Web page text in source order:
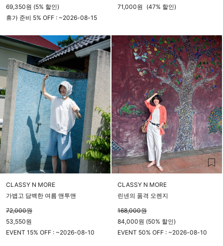
69,350원 (5% 할인)
휴가 준비 5% OFF : ~2026-08-15
71,000원 (47% 할인)
CLASSY N MORE
가볍고 담백한 여름 맨투맨
72,000원
53,550원
EVENT 15% OFF : ~2026-08-10
CLASSY N MORE
린넨의 품격 오렌지
168,000원
84,000원 (50% 할인)
EVENT 50% OFF : ~2026-08-10